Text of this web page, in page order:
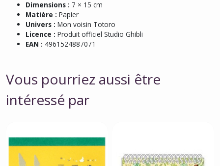
Dimensions : 7 × 15 cm
Matière : Papier
Univers : Mon voisin Totoro
Licence : Produit officiel Studio Ghibli
EAN : 4961524887071
Vous pourriez aussi être
intéressé par